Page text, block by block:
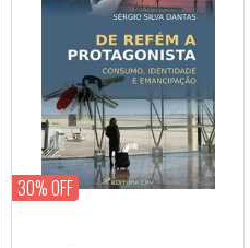
30% OFF